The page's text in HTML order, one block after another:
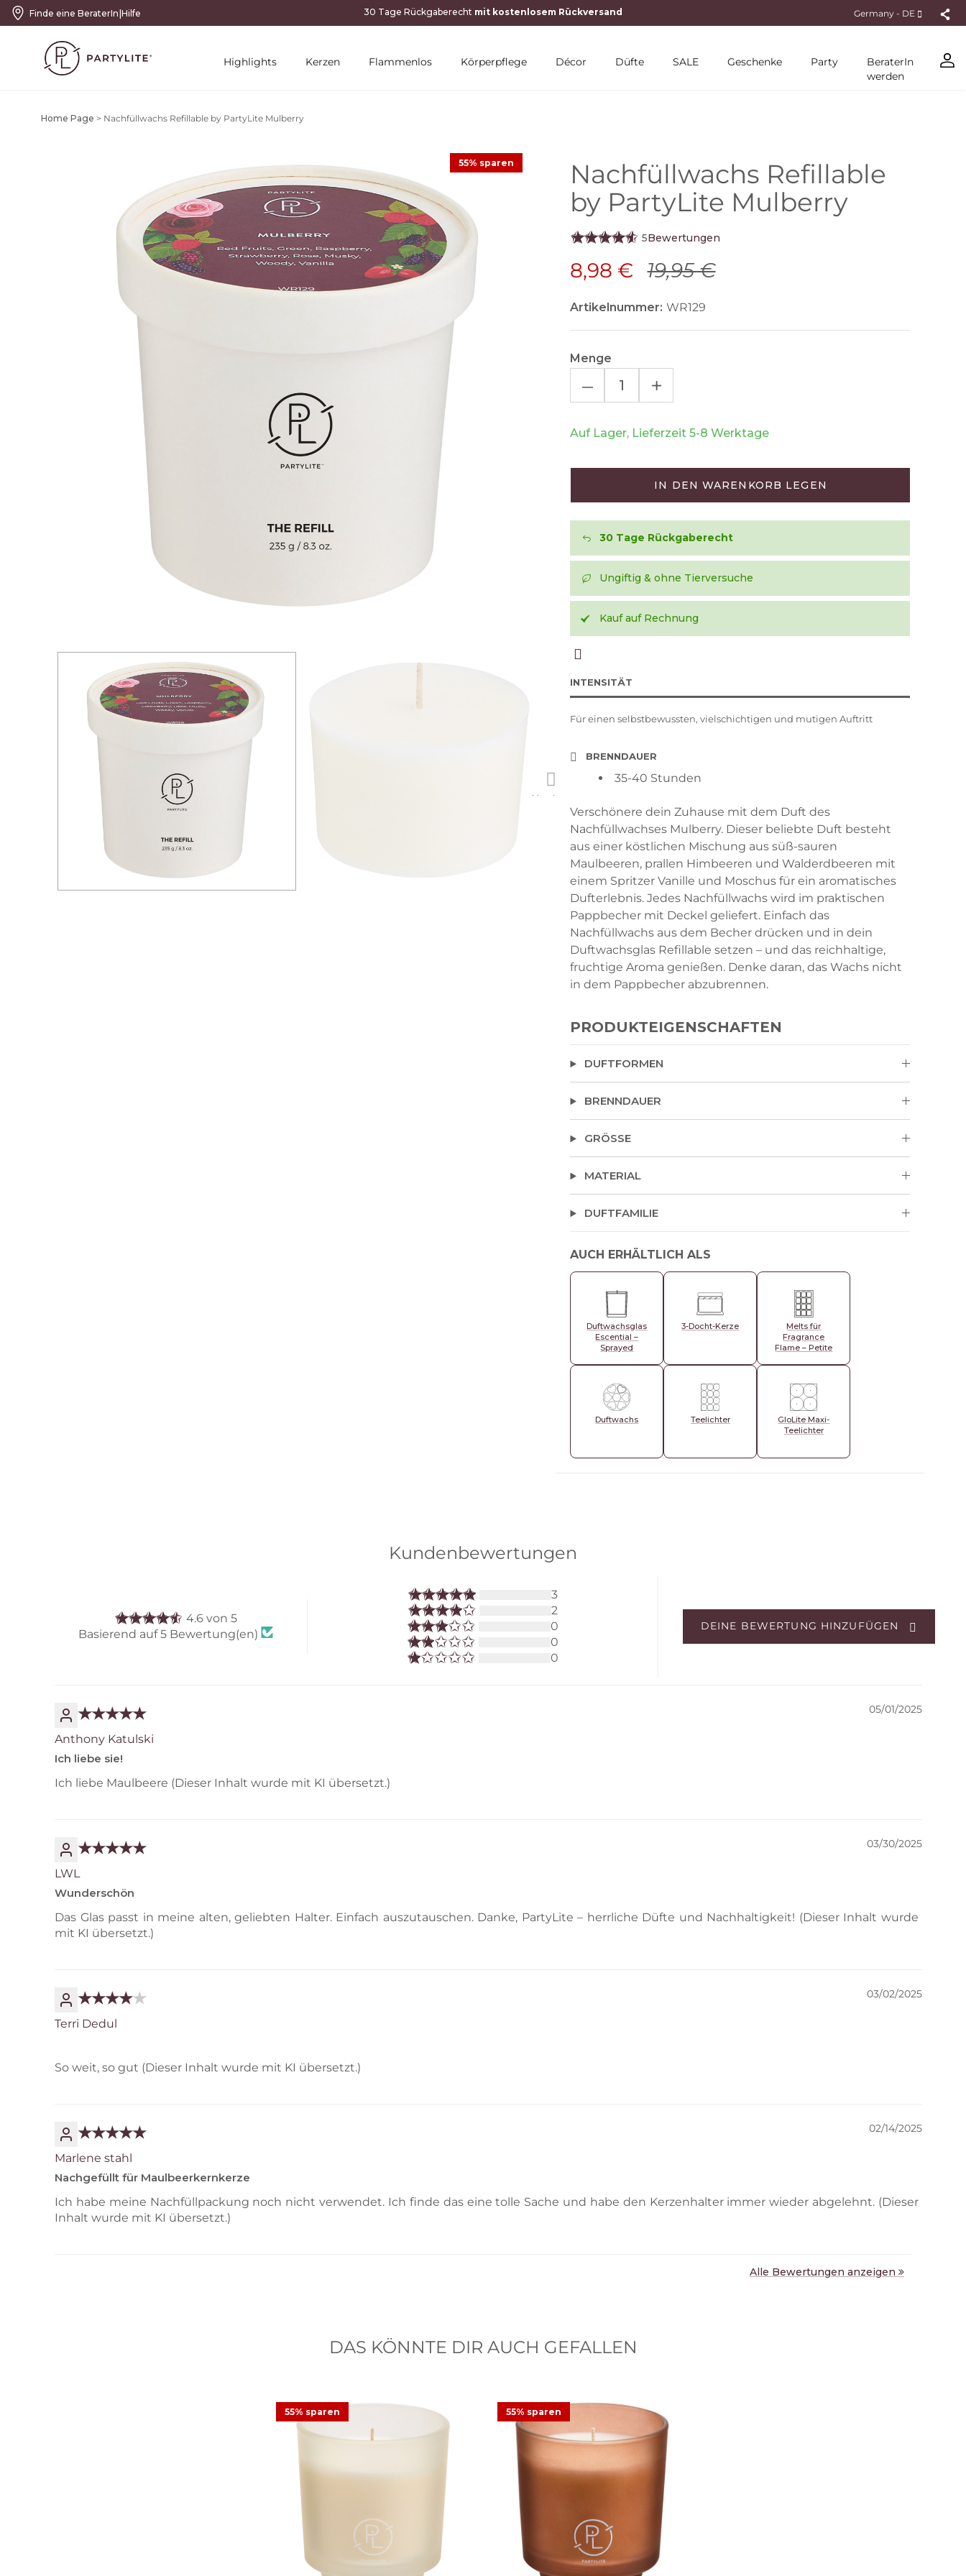
Finde eine BeraterIn|Hilfe Germany - DE
Highlights Kerzen Flammenlos Körperpflege Décor Düfte SALE Geschenke Party
BeraterIn
werden
Home Page > Nachfüllwachs Refillable by PartyLite Mulberry
55% sparen
Next
Nachfüllwachs Refillable
by PartyLite Mulberry
5Bewertungen
8,98 € 19,95 €
Artikelnummer: WR129
Menge
– +
Auf Lager, Lieferzeit 5-8 Werktage
IN DEN WARENKORB LEGEN
30 Tage Rückgaberecht
Ungiftig & ohne Tierversuche
Kauf auf Rechnung
INTENSITÄT
Für einen selbstbewussten, vielschichtigen und mutigen Auftritt
BRENNDAUER
35-40 Stunden
Verschönere dein Zuhause mit dem Duft des
Nachfüllwachses Mulberry. Dieser beliebte Duft besteht
aus einer köstlichen Mischung aus süß-sauren
Maulbeeren, prallen Himbeeren und Walderdbeeren mit
einem Spritzer Vanille und Moschus für ein aromatisches
Dufterlebnis. Jedes Nachfüllwachs wird im praktischen
Pappbecher mit Deckel geliefert. Einfach das
Nachfüllwachs aus dem Becher drücken und in dein
Duftwachsglas Refillable setzen – und das reichhaltige,
fruchtige Aroma genießen. Denke daran, das Wachs nicht
in dem Pappbecher abzubrennen.
PRODUKTEIGENSCHAFTEN
DUFTFORMEN
BRENNDAUER
GRÖSSE
MATERIAL
DUFTFAMILIE
AUCH ERHÄLTLICH ALS
Duftwachsglas
Escential –
Sprayed
3-Docht-Kerze
Melts für
Fragrance
Flame – Petite
Duftwachs Teelichter
GloLite Maxi-
Teelichter
Kundenbewertungen
4.6 von 5
Basierend auf 5 Bewertung(en)
3
2
0
0
0
DEINE BEWERTUNG HINZUFÜGEN
05/01/2025
Anthony Katulski
Ich liebe sie!
Ich liebe Maulbeere (Dieser Inhalt wurde mit KI übersetzt.)
03/30/2025
LWL
Wunderschön
Das Glas passt in meine alten, geliebten Halter. Einfach auszutauschen. Danke, PartyLite – herrliche Düfte und Nachhaltigkeit! (Dieser Inhalt wurde
mit KI übersetzt.)
03/02/2025
Terri Dedul
So weit, so gut (Dieser Inhalt wurde mit KI übersetzt.)
02/14/2025
Marlene stahl
Nachgefüllt für Maulbeerkernkerze
Ich habe meine Nachfüllpackung noch nicht verwendet. Ich finde das eine tolle Sache und habe den Kerzenhalter immer wieder abgelehnt. (Dieser
Inhalt wurde mit KI übersetzt.)
Alle Bewertungen anzeigen
DAS KÖNNTE DIR AUCH GEFALLEN
55% sparen 55% sparen